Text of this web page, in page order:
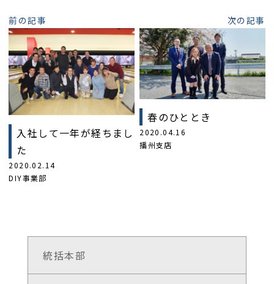
前の記事
入社して一年が経ちまし
た
2020.02.14
DIY事業部
次の記事
春のひととき
2020.04.16
播州支店
統括本部